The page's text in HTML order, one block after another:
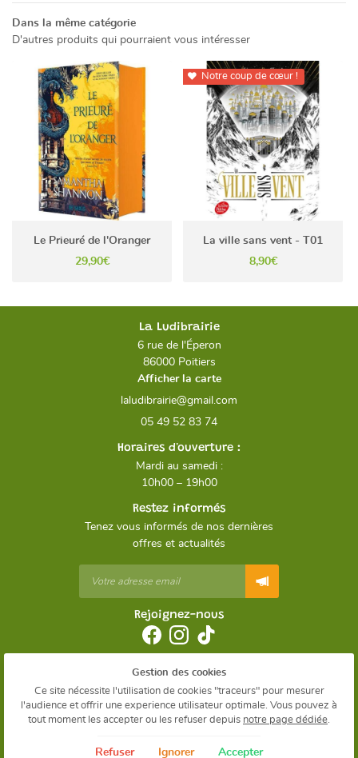
Dans la même catégorie
D'autres produits qui pourraient vous intéresser
Le Prieuré de l'Oranger
29,90€
 Notre coup de cœur !
La ville sans vent - T01
8,90€
La Ludibrairie
6 rue de l'Éperon
86000 Poitiers
Afficher la carte
05 49 52 83 74
Horaires d'ouverture :
Mardi au samedi :
10h00 – 19h00
Restez informés
Tenez vous informés de nos dernières
offres et actualités
Rejoignez-nous
Mentions Légales
Conditions générales d'utilisation
Politique de confidentialité
Gestion des cookies
Gestion des cookies
Ce site nécessite l'utilisation de cookies "traceurs" pour mesurer
l'audience et offrir une experience utilisateur optimale. Vous pouvez à
tout moment les accepter ou les refuser depuis notre page dédiée.
Refuser Ignorer Accepter